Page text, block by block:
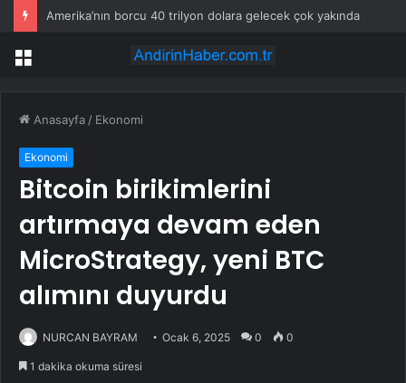
Amerika’nın borcu 40 trilyon dolara gelecek çok yakında
Menü
Anasayfa / Ekonomi
Ekonomi
Bitcoin birikimlerini
artırmaya devam eden
MicroStrategy, yeni BTC
alımını duyurdu
NURCAN BAYRAM Ocak 6, 2025 0 0
1 dakika okuma süresi